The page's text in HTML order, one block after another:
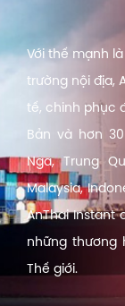
Với thế mạnh
trường nội địa,
tế, chinh phục
Bản và hơn
Nga, Trung
Malaysia,
AnThai
những thương
Thế giới.